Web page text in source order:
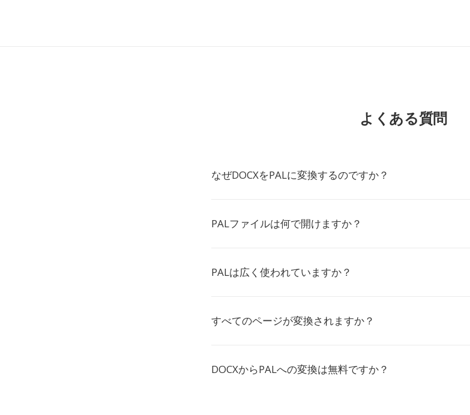
よくある質問
なぜDOCXをPALに変換するのですか？
PALファイルは何で開けますか？
PALは広く使われていますか？
すべてのページが変換されますか？
DOCXからPALへの変換は無料ですか？